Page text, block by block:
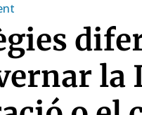
la